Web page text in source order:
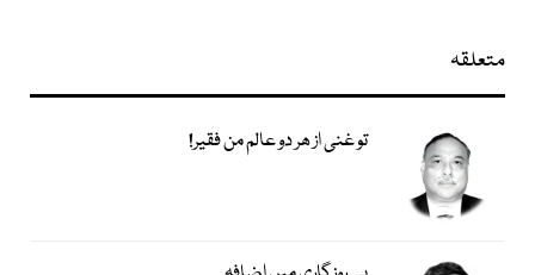
متعلقہ
تو غنی از ھر دو عالم من فقیر!